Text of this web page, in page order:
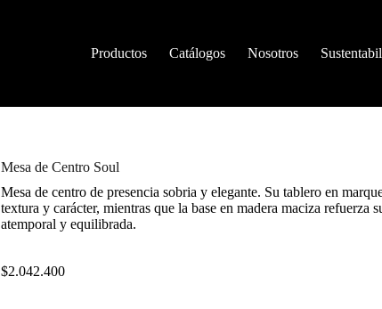
Productos
Catálogos Nosotros
Mesa de Centro Soul
Mesa de centro de presencia sobria y elegante. Su tablero en
textura y carácter, mientras que la base en madera maciza refuerza
atemporal y equilibrada.
$2.042.400